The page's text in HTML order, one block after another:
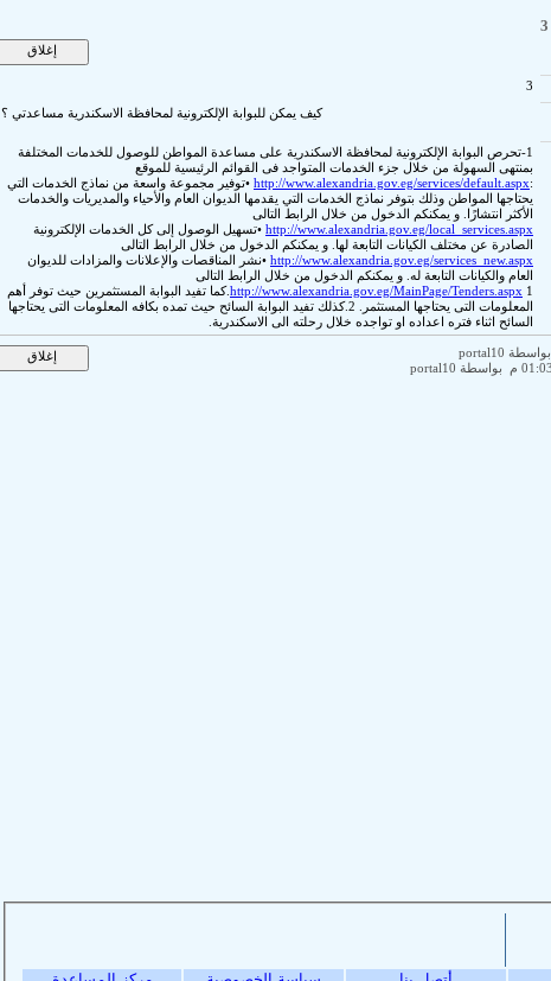
3
3
كيف يمكن للبوابة الإلكترونية لمحافظة الاسكندرية مساعدتي ؟
1-تحرص البوابة الإلكترونية لمحافظة الاسكندرية على مساعدة المواطن للوصول للخدمات المختلفة
بمنتهى السهولة من خلال جزء الخدمات المتواجد فى القوائم الرئيسية للموقع
:
http://www.alexandria.gov.eg/services/default.aspx •توفير مجموعة واسعة من نماذج الخدمات التي
يحتاجها المواطن وذلك بتوفر نماذج الخدمات التي يقدمها الديوان العام والأحياء والمديريات والخدمات
الأكثر انتشارًا. و يمكنكم الدخول من خلال الرابط التالى
http://www.alexandria.gov.eg/local_services.aspx •تسهيل الوصول إلى كل الخدمات الإلكترونية
الصادرة عن مختلف الكيانات التابعة لها. و يمكنكم الدخول من خلال الرابط التالى
http://www.alexandria.gov.eg/services_new.aspx •نشر المناقصات والإعلانات والمزادات للديوان
العام والكيانات التابعة له. و يمكنكم الدخول من خلال الرابط التالى
http://www.alexandria.gov.eg/MainPage/Tenders.aspx1.كما تفيد البوابة المستثمرين حيث توفر أهم
المعلومات التى يحتاجها المستثمر. 2.كذلك تفيد البوابة السائح حيث تمده بكافه المعلومات التى يحتاجها
السائح اثناء فتره اعداده او تواجده خلال رحلته الى الاسكندرية.